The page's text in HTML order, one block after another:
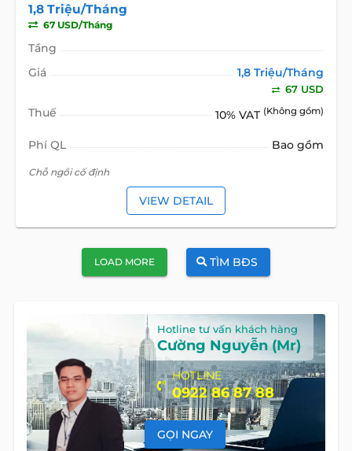
1,8 Triệu/Tháng
67 USD/Tháng
Tầng
Giá
1,8 Triệu/Tháng
67 USD
Thuế 10% VAT (Không gồm)
Phí QL Bao gồm
Chỗ ngồi cố định
VIEW DETAIL
LOAD MORE TÌM BĐS
Hotline tư vấn khách hàng
Cường Nguyễn (Mr)
HOTLINE
0922 86 87 88
GỌI NGAY